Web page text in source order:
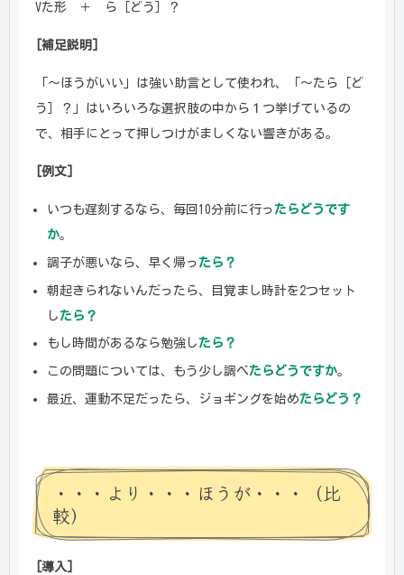
Vた形 ＋ ら［どう］？
[補足説明]
「～ほうがいい」は強い助言として使われ、「～たら［ど
う］？」はいろいろな選択肢の中から１つ挙げているの
で、相手にとって押しつけがましくない響きがある。
[例文]
いつも遅刻するなら、毎回10分前に行っ たらどうです
か。
調子が悪いなら、早く帰っ たら？
朝起きられないんだったら、目覚まし時計を2つセット
し たら？
もし時間があるなら勉強し たら？
この問題については、もう少し調べたらどうですか。
最近、運動不足だったら、ジョギングを始めたらどう？
・・・より・・・ほうが・・・（比
較）
[導入]